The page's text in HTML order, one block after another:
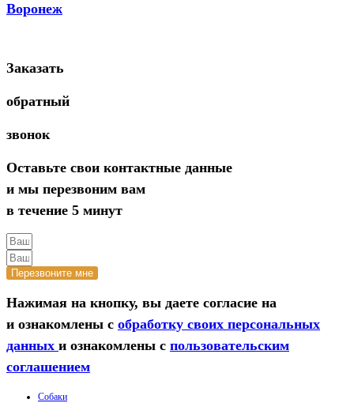
Воронеж
Заказать
обратный
звонок
Оставьте свои контактные данные
и мы перезвоним вам
в течение 5 минут
Перезвоните мне
Нажимая на кнопку, вы даете согласие на
и ознакомлены с обработку своих персональных
данных и ознакомлены с пользовательским
соглашением
Собаки